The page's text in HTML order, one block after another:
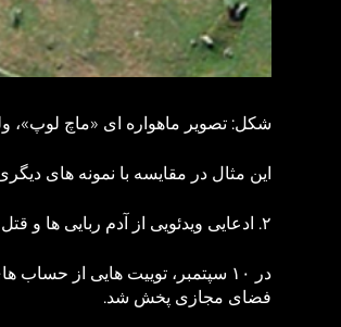
شکل: تصویر ماهواره ‌ای «ماچ لوپ»،
این مثال در مقایسه با نمونه‌ های
۲. ادعایی ویدئویی از آدم ربایی ها و قتل های طالبان در واقع از یک فیلم بوده است
در ۱۰ سپتمبر، توییت‌ هایی از
فضای مجازی پخش شد.